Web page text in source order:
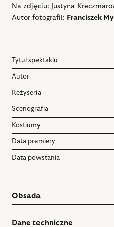
Na zdjęciu: Justyna
Autor fotografii: Franciszek
Tytuł spektaklu
Autor
Reżyseria
Scenografia
Kostiumy
Data premiery
Data powstania
Obsada
Dane techniczne